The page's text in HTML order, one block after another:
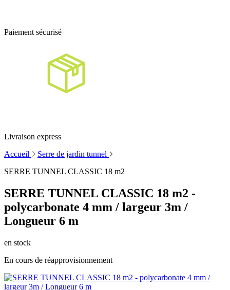
Paiement sécurisé
Livraison express
Accueil
Serre de jardin tunnel
SERRE TUNNEL CLASSIC 18 m2
SERRE TUNNEL CLASSIC 18 m2 -
polycarbonate 4 mm / largeur 3m /
Longueur 6 m
en stock
En cours de réapprovisionnement